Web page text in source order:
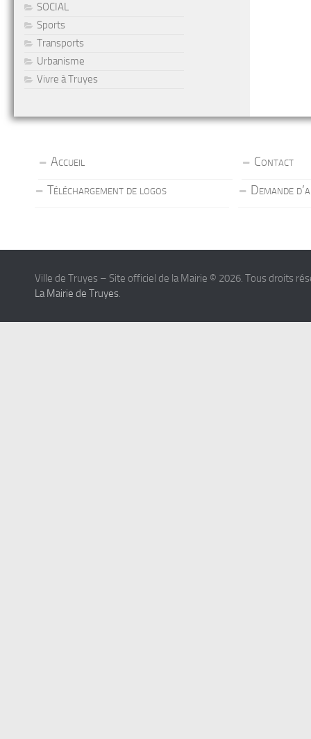
SOCIAL
Sports
Transports
Urbanisme
Vivre à Truyes
Accueil
Contact
Téléchargement de logos
Demande
Ville de Truyes – Site officiel de la Mairie © 2026. Tous droits
La Mairie de Truyes.